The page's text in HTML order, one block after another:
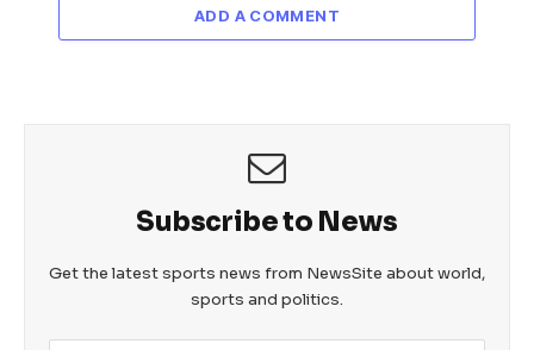
ADD A COMMENT
Subscribe to News
Get the latest sports news from NewsSite about world,
sports and politics.